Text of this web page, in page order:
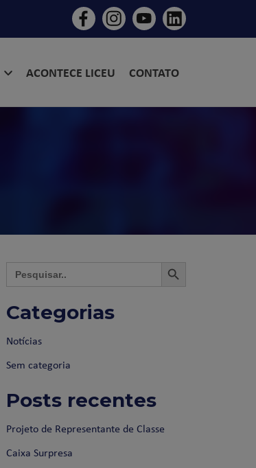
ACONTECE LICEU CONTATO
Search
for:
SEARCH BUTTON
Categorias
Notícias
Sem categoria
Posts recentes
Projeto de Representante de Classe
Caixa Surpresa